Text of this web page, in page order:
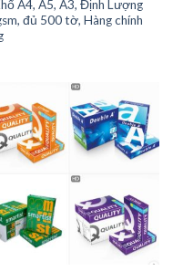
A4, A5, A3, Định Lượng
đủ 500 tờ, Hàng chính